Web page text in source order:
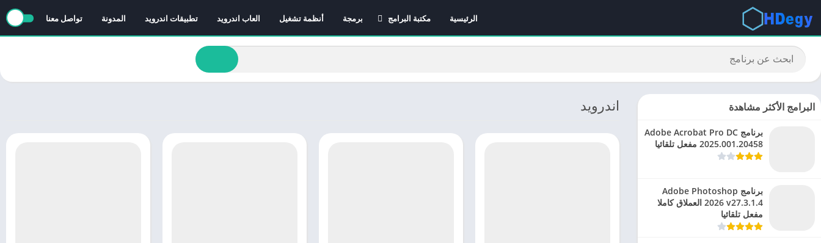
الرئيسية
مكتبة البرامج
برامج الانترنت
برمجة أنظمة تشغيل العاب اندرويد تطبيقات اندرويد المدونة تواصل معنا
اندرويد البرامج الأكثر مشاهدة
برنامج Adobe Acrobat Pro DC
2025.001.20458 مفعل تلقائيا
برنامج Adobe Photoshop
2026 v27.3.1.4 العملاق كاملا
مفعل تلقائيا